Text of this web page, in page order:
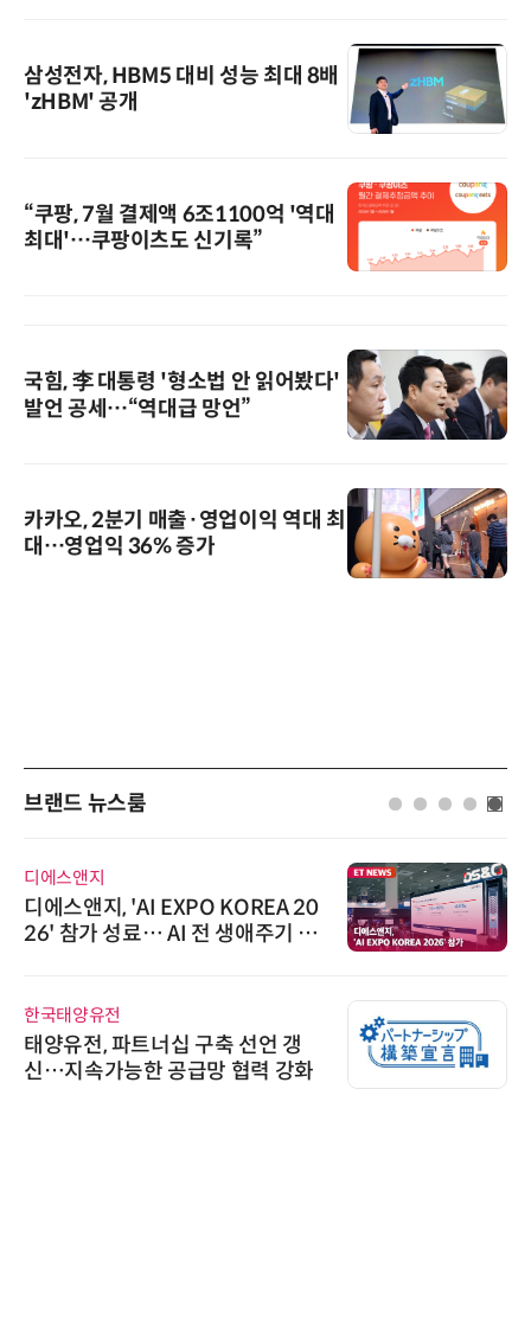
삼성전자, HBM5 대비 성능 최대 8배
'zHBM' 공개
“쿠팡, 7월 결제액 6조1100억 '역대
최대'…쿠팡이츠도 신기록”
국힘, 李 대통령 '형소법 안 읽어봤다'
발언 공세…“역대급 망언”
카카오, 2분기 매출·영업이익 역대 최
대…영업익 36% 증가
브랜드 뉴스룸
디에스앤지
디에스앤지, 'AI EXPO KOREA 20
26' 참가 성료… AI 전 생애주기 아
한국태양유전
태양유전, 파트너십 구축 선언 갱
신…지속가능한 공급망 협력 강화